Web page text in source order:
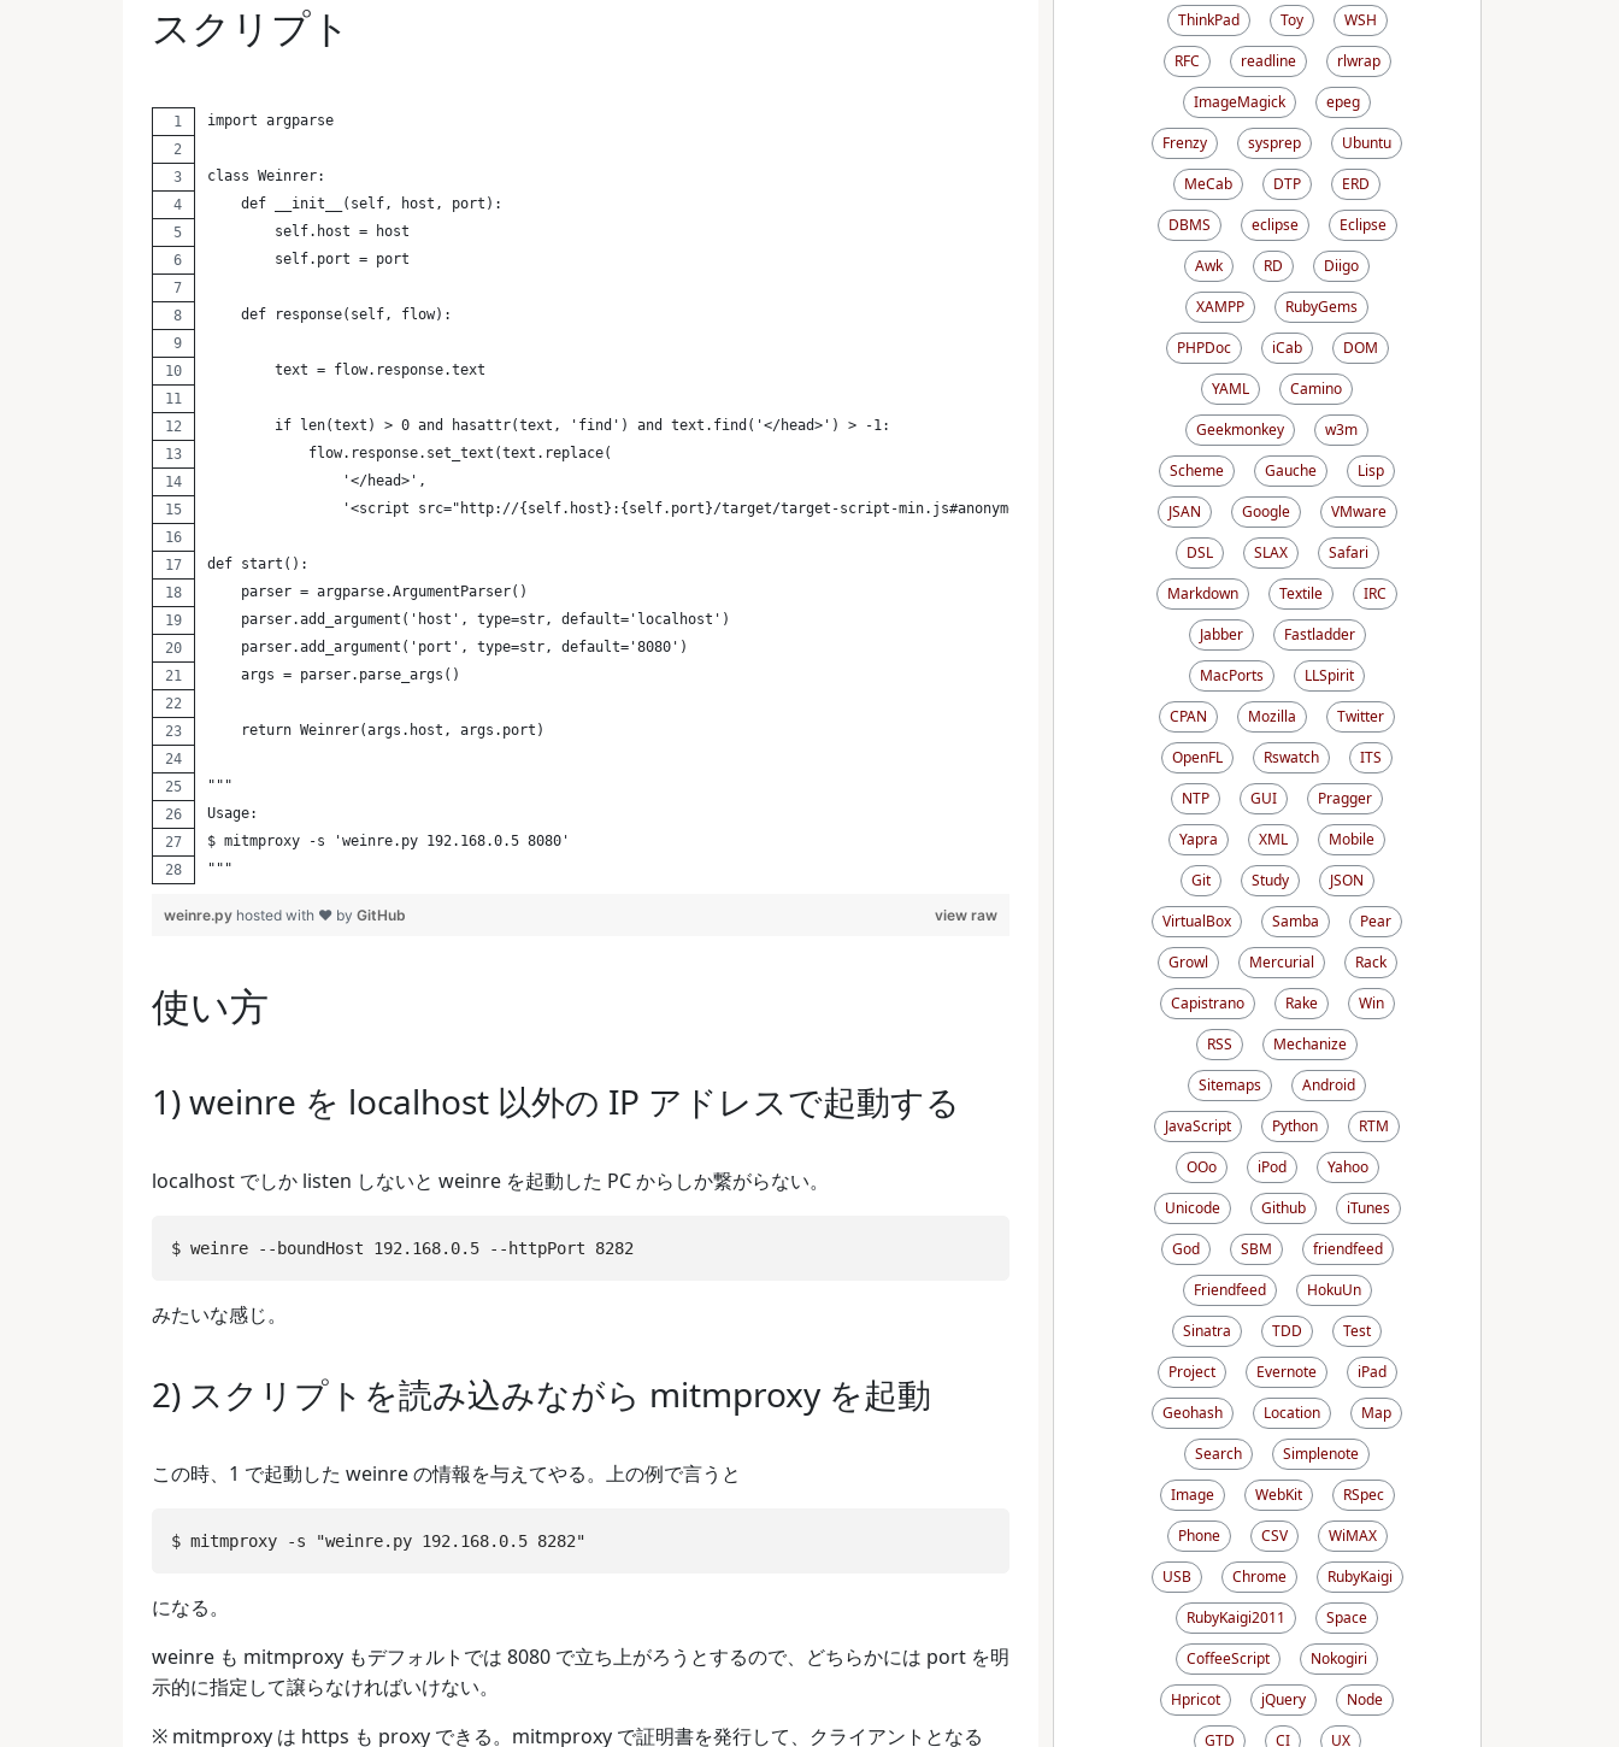
スクリプト
import argparse
class Weinrer:
    def __init__(self, host, port):
        self.host = host
        self.port = port
    def response(self, flow):
        text = flow.response.text
        if len(text) > 0 and hasattr(text, 'find') and text.find('</head>') > -1:
            flow.response.set_text(text.replace(
                '</head>',
                '<script src="http://{self.host}:{self.port}/target/target-script-min.js#anonymous"></script></head>'.format(self=self)))
def start():
    parser = argparse.ArgumentParser()
    parser.add_argument('host', type=str, default='localhost')
    parser.add_argument('port', type=str, default='8080')
    args = parser.parse_args()
    return Weinrer(args.host, args.port)
"""
Usage:
$ mitmproxy -s 'weinre.py 192.168.0.5 8080'
"""
view raw
weinre.py hosted with ❤ by GitHub
使い方
1) weinre を localhost 以外の IP アドレスで起動する
localhost でしか listen しないと weinre を起動した PC からしか繋がらない。
みたいな感じ。
2) スクリプトを読み込みながら mitmproxy を起動
この時、1 で起動した weinre の情報を与えてやる。上の例で言うと
になる。
weinre も mitmproxy もデフォルトでは 8080 で立ち上がろうとするので、どちらかには port を明
示的に指定して譲らなければいけない。
※ mitmproxy は https も proxy できる。mitmproxy で証明書を発行して、クライアントとなる
ThinkPad
Toy
WSH
RFC
readline
rlwrap
ImageMagick
epeg
Frenzy
sysprep
Ubuntu
MeCab
DTP
ERD
DBMS
eclipse
Eclipse
Awk
RD
Diigo
XAMPP
RubyGems
PHPDoc
iCab
DOM
YAML
Camino
Geekmonkey
w3m
Scheme
Gauche
Lisp
JSAN
Google
VMware
DSL
SLAX
Safari
Markdown
Textile
IRC
Jabber
Fastladder
MacPorts
LLSpirit
CPAN
Mozilla
Twitter
OpenFL
Rswatch
ITS
NTP
GUI
Pragger
Yapra
XML
Mobile
Git
Study
JSON
VirtualBox
Samba
Pear
Growl
Mercurial
Rack
Capistrano
Rake
Win
RSS
Mechanize
Sitemaps
Android
JavaScript
Python
RTM
OOo
iPod
Yahoo
Unicode
Github
iTunes
God
SBM
friendfeed
Friendfeed
HokuUn
Sinatra
TDD
Test
Project
Evernote
iPad
Geohash
Location
Map
Search
Simplenote
Image
WebKit
RSpec
Phone
CSV
WiMAX
USB
Chrome
RubyKaigi
RubyKaigi2011
Space
CoffeeScript
Nokogiri
Hpricot
jQuery
Node
GTD
CI UX